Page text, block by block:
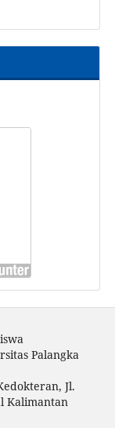
Palangka
Jl.
Kalimantan